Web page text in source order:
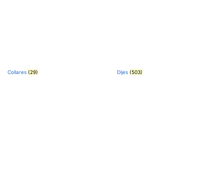
Collares (29) Dijes (503)